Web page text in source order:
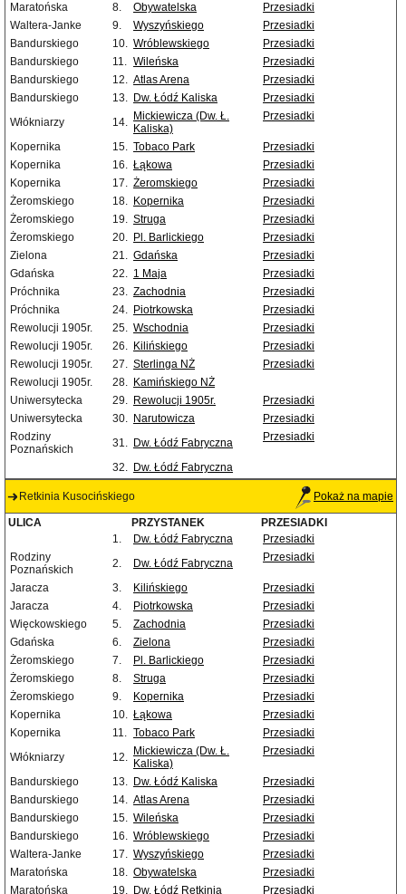
Maratońska
8. Obywatelska
Przesiadki
Waltera-Janke
9. Wyszyńskiego
Przesiadki
Bandurskiego
10. Wróblewskiego
Przesiadki
Bandurskiego
11. Wileńska
Przesiadki
Bandurskiego
12. Atlas Arena
Przesiadki
Bandurskiego
13. Dw. Łódź Kaliska
Przesiadki
Włókniarzy
14. Mickiewicza (Dw. Ł.
Kaliska)
Przesiadki
Kopernika 15. Tobaco Park
Przesiadki
Kopernika
16. Łąkowa
Przesiadki
Kopernika
17. Żeromskiego
Przesiadki
Żeromskiego
18. Kopernika
Przesiadki
Żeromskiego
19. Struga
Przesiadki
Żeromskiego
20. Pl. Barlickiego
Przesiadki
Zielona
21. Gdańska
Przesiadki
Gdańska
22. 1 Maja
Przesiadki
Próchnika
23. Zachodnia
Przesiadki
Próchnika
24. Piotrkowska
Przesiadki
Rewolucji 1905r.
25. Wschodnia
Przesiadki
Rewolucji 1905r.
26. Kilińskiego
Przesiadki
Rewolucji 1905r.
27. Sterlinga NŻ
Przesiadki
Rewolucji 1905r.
28. Kamińskiego NŻ
Uniwersytecka
29. Rewolucji 1905r.
Przesiadki
Uniwersytecka
30. Narutowicza
Przesiadki
Rodziny
Poznańskich
31. Dw. Łódź Fabryczna Przesiadki
32. Dw. Łódź Fabryczna
Retkinia Kusocińskiego Pokaż na mapie
ULICA PRZYSTANEK
PRZESIADKI
1.
Dw. Łódź Fabryczna
Przesiadki
Rodziny
Poznańskich
2. Dw. Łódź Fabryczna Przesiadki
Jaracza 3. Kilińskiego
Przesiadki
Jaracza
4. Piotrkowska
Przesiadki
Więckowskiego
5. Zachodnia
Przesiadki
Gdańska
6. Zielona
Przesiadki
Żeromskiego
7. Pl. Barlickiego
Przesiadki
Żeromskiego
8. Struga
Przesiadki
Żeromskiego
9. Kopernika
Przesiadki
Kopernika
10. Łąkowa
Przesiadki
Kopernika
11. Tobaco Park
Przesiadki
Włókniarzy
12. Mickiewicza (Dw. Ł.
Kaliska)
Przesiadki
Bandurskiego 13. Dw. Łódź Kaliska
Przesiadki
Bandurskiego
14. Atlas Arena
Przesiadki
Bandurskiego
15. Wileńska
Przesiadki
Bandurskiego
16. Wróblewskiego
Przesiadki
Waltera-Janke
17. Wyszyńskiego
Przesiadki
Maratońska
18. Obywatelska
Przesiadki
Maratońska
19. Dw. Łódź Retkinia Przesiadki